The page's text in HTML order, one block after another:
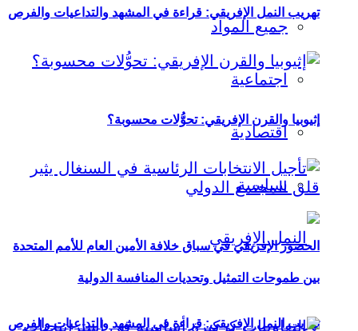
جميع المواد
اجتماعية
اقتصادية
سياسية
تهريب النمل الإفريقي: قراءة في المشهد والتداعيات والفرص
تهريب النمل الإفريقي: قراءة في المشهد والتداعيات والفرص
إثيوبيا والقرن الإفريقي: تحوُّلات محسوبة؟
الحضور الإفريقي في سباق خلافة الأمين العام للأمم المتحدة
بين طموحات التمثيل وتحديات المنافسة الدولية